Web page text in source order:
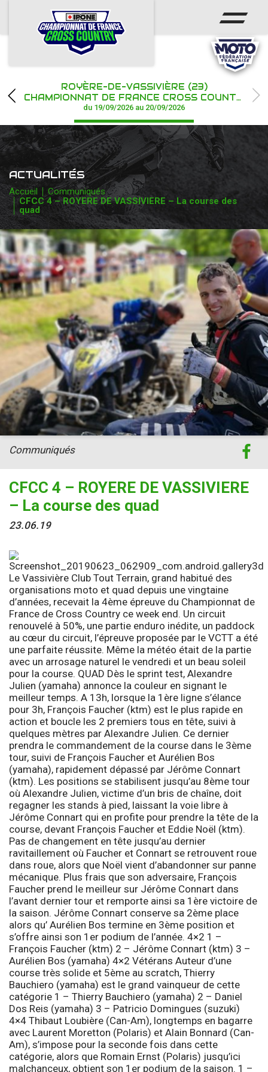
ACCUEIL
ACTUS
CHAMPIONNAT
RÉSULTATS
PHOTOS / WEB TV
PARTENAIRES
ROYÈRE-DE-VASSIVIÈRE (23)
CHAMPIONNAT DE FRANCE CROSS COUNTRY IPONE
du 19/09/2026 au 20/09/2026
ACTUALITÉS
Accueil
Communiqués
CFCC 4 – ROYERE DE VASSIVIERE – La course des
quad
CFCC 4 – ROYERE DE VASSIVIERE
– La course des quad
23.06.19
Communiqués
Le Vassivière Club Tout Terrain, grand habitué des
organisations moto et quad depuis une vingtaine
d’années, recevait la 4ème épreuve du Championnat de
France de Cross Country ce week end. Un circuit
renouvelé à 50%, une partie enduro inédite, un paddock
au cœur du circuit, l’épreuve proposée par le VCTT a été
une parfaite réussite. Même la météo était de la partie
avec un arrosage naturel le vendredi et un beau soleil
pour la course. QUAD Dès le sprint test, Alexandre
Julien (yamaha) annonce la couleur en signant le
meilleur temps. A 13h, lorsque la 1ère ligne s’élance
pour 3h, François Faucher (ktm) est le plus rapide en
action et boucle les 2 premiers tous en tête, suivi à
quelques mètres par Alexandre Julien. Ce dernier
prendra le commandement de la course dans le 3ème
tour, suivi de François Faucher et Aurélien Bos
(yamaha), rapidement dépassé par Jérôme Connart
(ktm). Les positions se stabilisent jusqu’au 8ème tour
où Alexandre Julien, victime d’un bris de chaîne, doit
regagner les stands à pied, laissant la voie libre à
Jérôme Connart qui en profite pour prendre la tête de la
course, devant François Faucher et Eddie Noël (ktm).
Pas de changement en tête jusqu’au dernier
ravitaillement où Faucher et Connart se retrouvent roue
dans roue, alors que Noël vient d’abandonner sur panne
mécanique. Plus frais que son adversaire, François
Faucher prend le meilleur sur Jérôme Connart dans
l’avant dernier tour et remporte ainsi sa 1ère victoire de
la saison. Jérôme Connart conserve sa 2ème place
alors qu’ Aurélien Bos termine en 3ème position et
s’offre ainsi son 1er podium de l’année. 4×2 1 –
François Faucher (ktm) 2 – Jérôme Connart (ktm) 3 –
Aurélien Bos (yamaha) 4×2 Vétérans Auteur d’une
course très solide et 5ème au scratch, Thierry
Bauchiero (yamaha) est le grand vainqueur de cette
catégorie 1 – Thierry Bauchiero (yamaha) 2 – Daniel
Dos Reis (yamaha) 3 – Patricio Domingues (suzuki)
4×4 Thibaut Loubière (Can-Am), longtemps en bagarre
avec Laurent Moretton (Polaris) et Alain Bonnard (Can-
Am), s’impose pour la seconde fois dans cette
catégorie, alors que Romain Ernst (Polaris) jusqu’ici
malchanceux, obtient son 1er podium de la saison. 1 –